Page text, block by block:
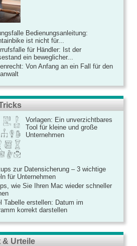
Bedienungsanleitung:
ist nicht für...
für Händler: Ist der
ein beweglicher...
Von Anfang an ein Fall für den
Vorlagen: Ein unverzichtbares
Tool für kleine und große
Unternehmen
zur Datensicherung – 3 wichtige
für Unternehmen
wie Sie Ihren Mac wieder schneller
Tabelle erstellen: Datum im
korrekt darstellen
& Urteile